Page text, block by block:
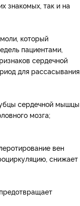
знакомых, так и на
который
пациентами,
сердечной
для рассасывания
сердечной мышцы
мозга;
вен
снижает